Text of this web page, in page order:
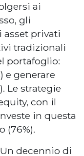
ai
gli
privati
tradizionali
portafoglio:
e generare
Le strategie
con il
in questa
(76%).
decennio di